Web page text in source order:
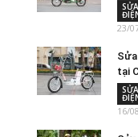
23/
tại
16/